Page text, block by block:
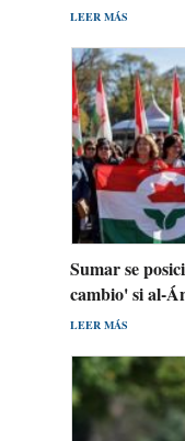
LEER MÁS
Sumar se
cambio' si al-
LEER MÁS